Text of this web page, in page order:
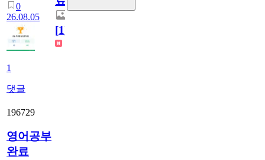
0
26.08.05
1
댓글
[1]
196729
영어공부
완료